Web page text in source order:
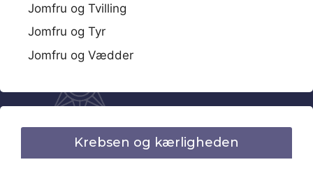
Jomfru og Tvilling
Jomfru og Tyr
Jomfru og Vædder
Krebsen og kærligheden